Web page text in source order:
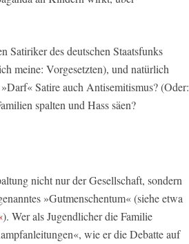
Satiriker des deutschen Staatsfunks
meine: Vorgesetzten), und natürlich
Satire auch Antisemitismus? (Oder:
spalten und Hass säen?
nicht nur der Gesellschaft, sondern
»Gutmenschentum« (siehe etwa
). Wer als Jugendlicher die Familie
wie er die Debatte auf